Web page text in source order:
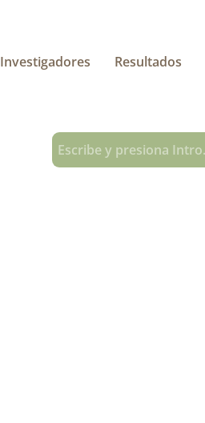
Investigadores Resultados